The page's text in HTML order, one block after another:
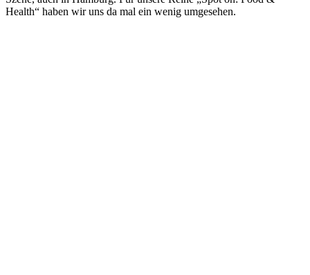
Health“ haben wir uns da mal ein wenig umgesehen.